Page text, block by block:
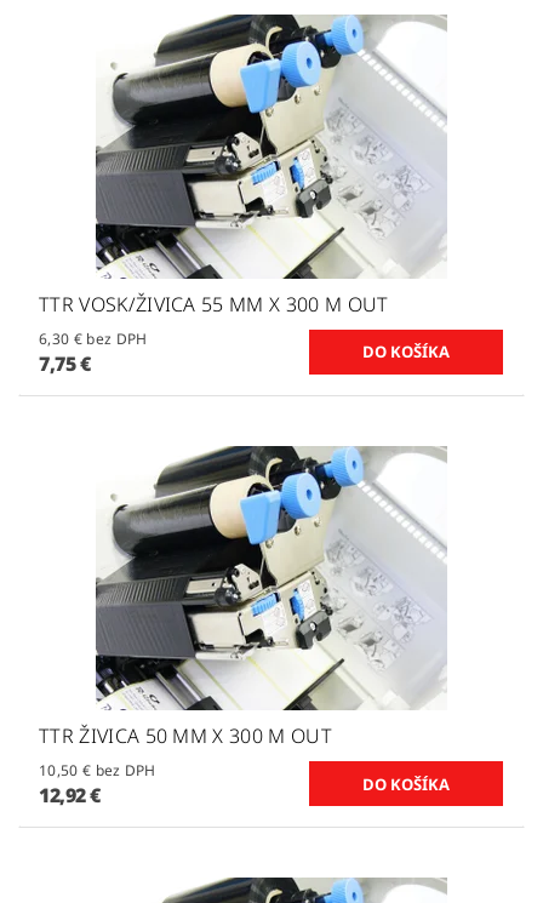
TTR VOSK/ŽIVICA 55 MM X 300 M OUT
6,30 € bez DPH
7,75 €
TTR ŽIVICA 50 MM X 300 M OUT
10,50 € bez DPH
12,92 €